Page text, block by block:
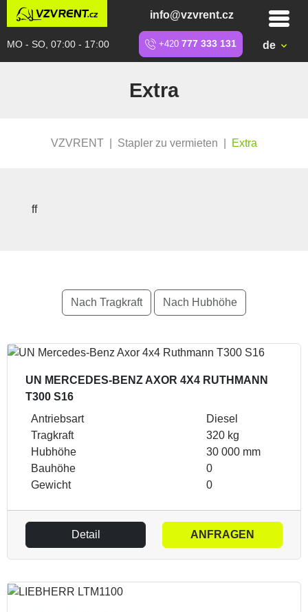
info@vzvrent.cz
MO - SO, 07:00 - 17:00 +420 777 333 131 de
Extra
VZVRENT Stapler zu vermieten Extra
ff
Nach Tragkraft Nach Hubhöhe
UN MERCEDES-BENZ AXOR 4X4 RUTHMANN
T300 S16
Antriebsart
Diesel
Tragkraft
320 kg
Hubhöhe
30 000 mm
Bauhöhe
0
Gewicht
0
Detail ANFRAGEN